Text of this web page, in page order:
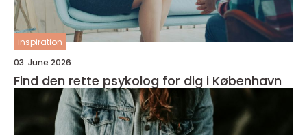
inspiration
03. June 2026
Find den rette psykolog for dig i København